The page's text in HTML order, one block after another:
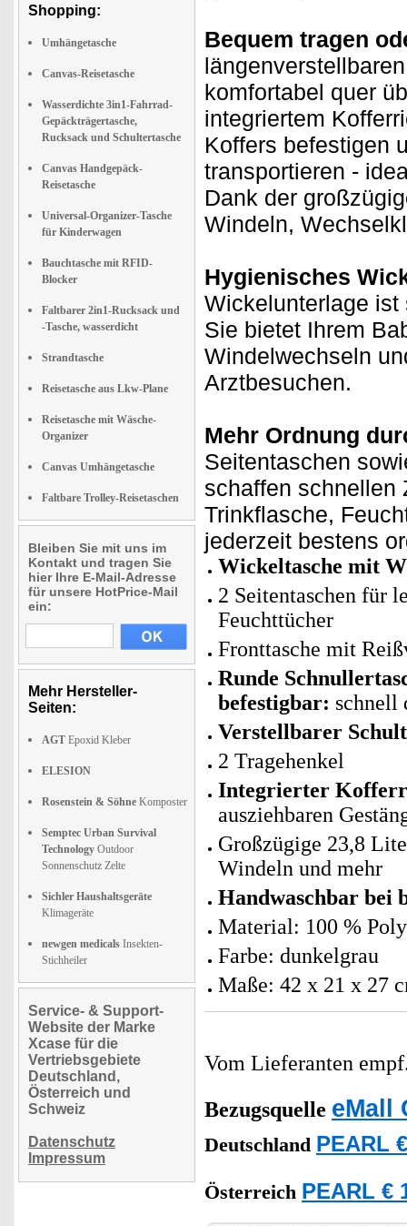
Shopping:
Umhängetasche
Canvas-Reisetasche
Wasserdichte 3in1-Fahrrad-
Gepäckträgertasche,
Rucksack und Schultertasche
Canvas Handgepäck-
Reisetasche
Universal-Organizer-Tasche
für Kinderwagen
Bauchtasche mit RFID-
Blocker
Faltbarer 2in1-Rucksack und
-Tasche, wasserdicht
Strandtasche
Reisetasche aus Lkw-Plane
Reisetasche mit Wäsche-
Organizer
Canvas Umhängetasche
Faltbare Trolley-Reisetaschen
Bleiben Sie mit uns im
Kontakt und tragen Sie
hier Ihre E-Mail-Adresse
für unsere HotPrice-Mail
ein:
Mehr Hersteller-
Seiten:
AGT Epoxid Kleber
ELESION
Rosenstein & Söhne Komposter
Semptec Urban Survival
Technology Outdoor
Sonnenschutz Zelte
Sichler Haushaltsgeräte
Klimageräte
newgen medicals Insekten-
Stichheiler
Service- & Support-
Website der Marke
Xcase für die
Vertriebsgebiete
Deutschland,
Österreich und
Schweiz
Datenschutz
Impressum
Bequem tragen
komfortabel quer
integriertem
Koffers befestigen
transportieren -
Dank der
Windeln,
Hygienisches
Wickelunterlage
Sie bietet Ihrem
Windelwechseln
Arztbesuchen.
Mehr Ordnung
Seitentaschen
schaffen schnellen
Trinkflasche,
jederzeit bestens
Wickeltasche mit
2 Seitentaschen für
Feuchttücher
Fronttasche mit
Runde
befestigbar: schnell
Verstellbarer
2 Tragehenkel
Integrierter
ausziehbaren
Großzügige 23,8
Windeln und mehr
Handwaschbar bei
Material: 100 %
Farbe: dunkelgrau
Maße: 42 x 21 x 27
Vom Lieferanten
Bezugsquelle eMall
Deutschland PEARL
Österreich PEARL €